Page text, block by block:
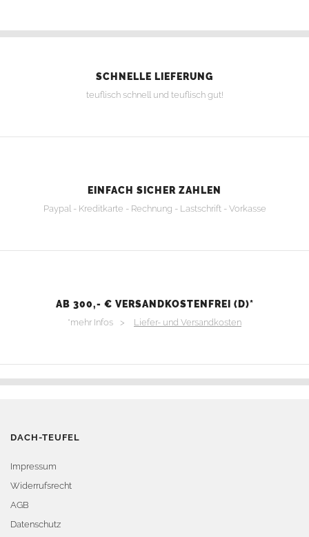
SCHNELLE LIEFERUNG
teuflisch schnell und teuflisch gut!
EINFACH SICHER ZAHLEN
Paypal - Kreditkarte - Rechnung - Lastschrift - Vorkasse
AB 300,- € VERSANDKOSTENFREI (D)*
*mehr Infos > Liefer- und Versandkosten
DACH-TEUFEL
Impressum
Widerrufsrecht
AGB
Datenschutz